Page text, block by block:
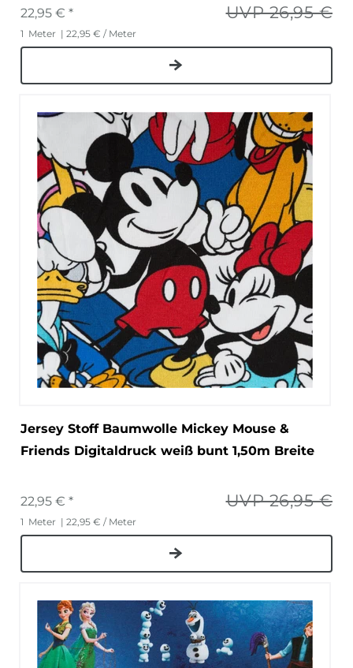
UVP 26,95 €
22,95 € *
1 Meter | 22,95 € / Meter
Jersey Stoff Baumwolle Mickey Mouse &
Friends Digitaldruck weiß bunt 1,50m Breite
UVP 26,95 €
22,95 € *
1 Meter | 22,95 € / Meter